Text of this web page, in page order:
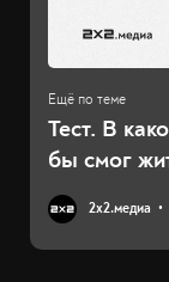
Тест. В
бы смог
2х2.медиа